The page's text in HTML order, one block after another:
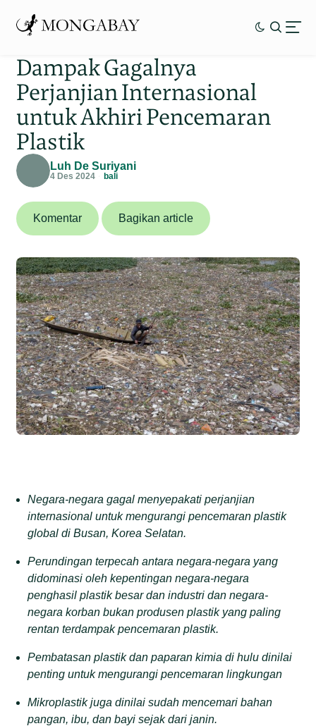
Dampak Gagalnya
Perjanjian Internasional
untuk Akhiri Pencemaran
Plastik
Luh De Suriyani
4 Des 2024 bali
Komentar Bagikan article
Negara-negara gagal menyepakati perjanjian
internasional untuk mengurangi pencemaran plastik
global di Busan, Korea Selatan.
Perundingan terpecah antara negara-negara yang
didominasi oleh kepentingan negara-negara
penghasil plastik besar dan industri dan negara-
negara korban bukan produsen plastik yang paling
rentan terdampak pencemaran plastik.
Pembatasan plastik dan paparan kimia di hulu dinilai
penting untuk mengurangi pencemaran lingkungan
Mikroplastik juga dinilai sudah mencemari bahan
pangan, ibu, dan bayi sejak dari janin.